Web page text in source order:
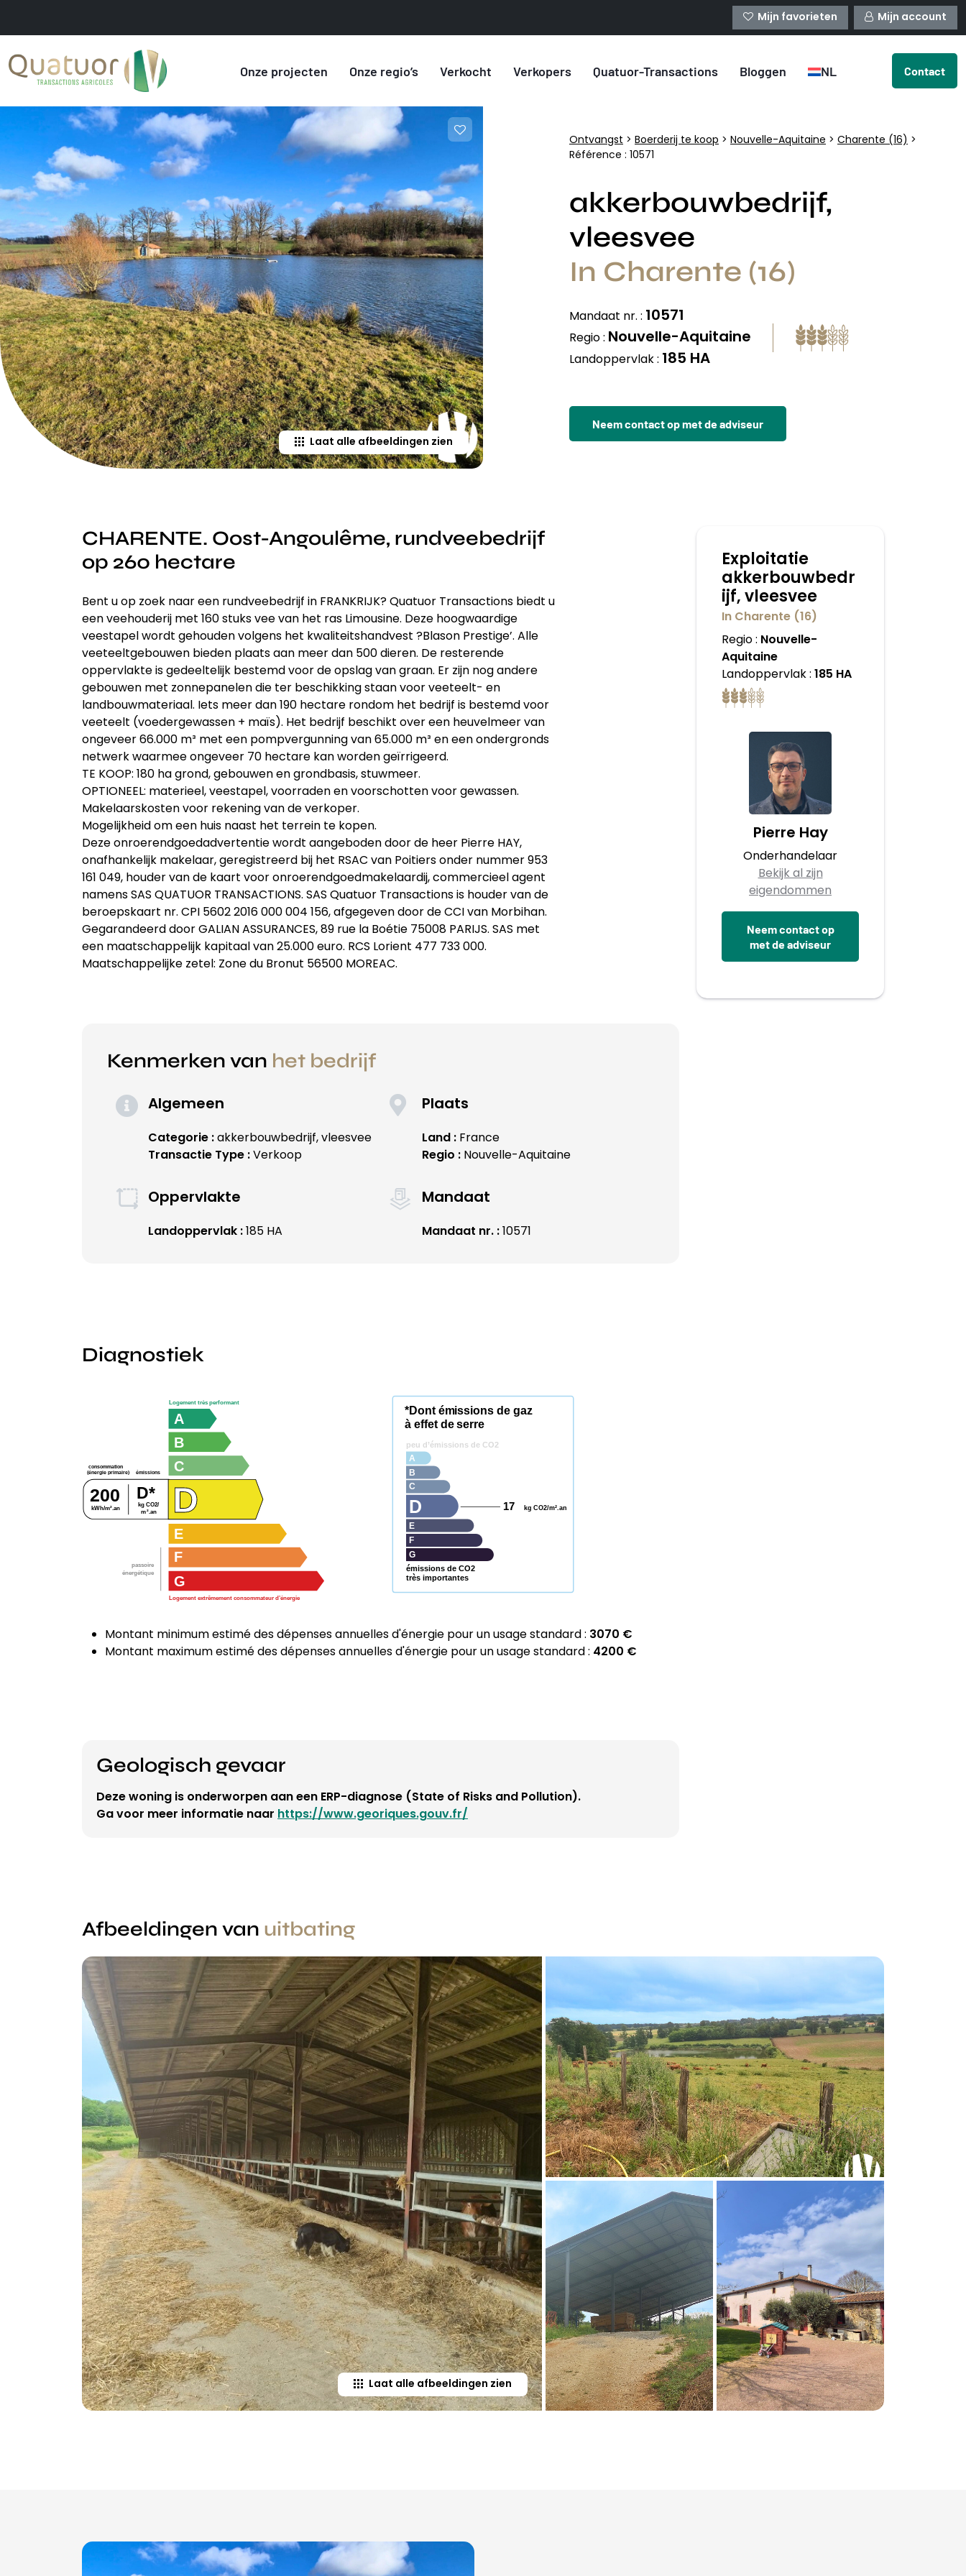
Mijn favorieten Mijn account
Onze projecten Onze regio’s Verkocht Verkopers Quatuor-Transactions Bloggen NL Contact
Laat alle afbeeldingen zien
Ontvangst > Boerderij te koop > Nouvelle-Aquitaine > Charente (16) >
Référence : 10571
akkerbouwbedrijf,
vleesvee
In Charente (16)
Mandaat nr. : 10571
Regio : Nouvelle-Aquitaine
Landoppervlak : 185 HA
Neem contact op met de adviseur
Exploitatie
akkerbouwbedr
ijf, vleesvee
In Charente (16)
Regio : Nouvelle-
Aquitaine
Landoppervlak :185 HA
Pierre Hay
Onderhandelaar
Bekijk al zijn
eigendommen
Neem contact op
met de adviseur
CHARENTE. Oost-Angoulême, rundveebedrijf
op 260 hectare
Bent u op zoek naar een rundveebedrijf in FRANKRIJK? Quatuor Transactions biedt u
een veehouderij met 160 stuks vee van het ras Limousine. Deze hoogwaardige
veestapel wordt gehouden volgens het kwaliteitshandvest ?Blason Prestige’. Alle
veeteeltgebouwen bieden plaats aan meer dan 500 dieren. De resterende
oppervlakte is gedeeltelijk bestemd voor de opslag van graan. Er zijn nog andere
gebouwen met zonnepanelen die ter beschikking staan voor veeteelt- en
landbouwmateriaal. Iets meer dan 190 hectare rondom het bedrijf is bestemd voor
veeteelt (voedergewassen + maïs). Het bedrijf beschikt over een heuvelmeer van
ongeveer 66.000 m³ met een pompvergunning van 65.000 m³ en een ondergronds
netwerk waarmee ongeveer 70 hectare kan worden geïrrigeerd.
TE KOOP: 180 ha grond, gebouwen en grondbasis, stuwmeer.
OPTIONEEL: materieel, veestapel, voorraden en voorschotten voor gewassen.
Makelaarskosten voor rekening van de verkoper.
Mogelijkheid om een huis naast het terrein te kopen.
Deze onroerendgoedadvertentie wordt aangeboden door de heer Pierre HAY,
onafhankelijk makelaar, geregistreerd bij het RSAC van Poitiers onder nummer 953
161 049, houder van de kaart voor onroerendgoedmakelaardij, commercieel agent
namens SAS QUATUOR TRANSACTIONS. SAS Quatuor Transactions is houder van de
beroepskaart nr. CPI 5602 2016 000 004 156, afgegeven door de CCI van Morbihan.
Gegarandeerd door GALIAN ASSURANCES, 89 rue la Boétie 75008 PARIJS. SAS met
een maatschappelijk kapitaal van 25.000 euro. RCS Lorient 477 733 000.
Maatschappelijke zetel: Zone du Bronut 56500 MOREAC.
Kenmerken van het bedrijf
Algemeen
Categorie :akkerbouwbedrijf, vleesvee
Transactie Type :Verkoop
Oppervlakte
Landoppervlak :185 HA
Plaats
Land :France
Regio :Nouvelle-Aquitaine
Mandaat
Mandaat nr. :10571
Diagnostiek
passoire
énergétique
consommation
(énergie primaire) émissions
kg CO2/
m².an
kWh/m².an
200 D*
G
Logement extrêmement consommateur d’énergie
F
E
D
C
B
A
Logement très performant
émissions de CO2
très importantes
*Dont émissions de gaz
à effet de serre
peu d’émissions de CO2
G
F
E
D 17 kg CO2/m².an
C
B
A
Montant minimum estimé des dépenses annuelles d'énergie pour un usage standard : 3070 €
Montant maximum estimé des dépenses annuelles d'énergie pour un usage standard : 4200 €
Geologisch gevaar
Deze woning is onderworpen aan een ERP-diagnose (State of Risks and Pollution).
Ga voor meer informatie naarhttps://www.georiques.gouv.fr/
Afbeeldingen van uitbating
Laat alle afbeeldingen zien